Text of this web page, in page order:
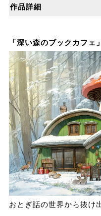
作品詳細
「深い森のブックカフェ」
おとぎ話の世界から抜け